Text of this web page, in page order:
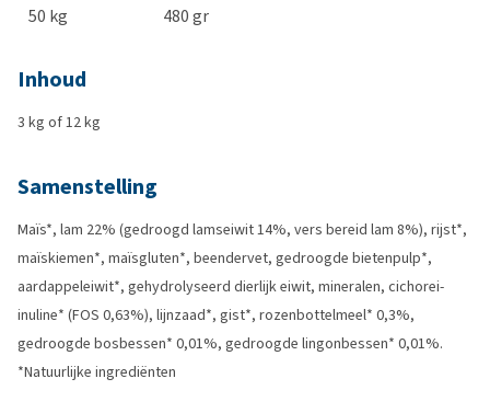
50 kg 480 gr
Inhoud
3 kg of 12 kg
Samenstelling
Maïs*, lam 22% (gedroogd lamseiwit 14%, vers bereid lam 8%), rijst*,
maïskiemen*, maïsgluten*, beendervet, gedroogde bietenpulp*,
aardappeleiwit*, gehydrolyseerd dierlijk eiwit, mineralen, cichorei-
inuline* (FOS 0,63%), lijnzaad*, gist*, rozenbottelmeel* 0,3%,
gedroogde bosbessen* 0,01%, gedroogde lingonbessen* 0,01%.
*Natuurlijke ingrediënten